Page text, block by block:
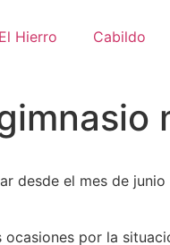
Hierro Cabildo
desde el mes de
ocasiones por la